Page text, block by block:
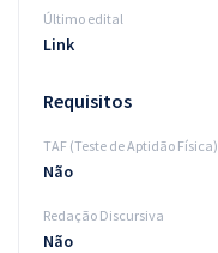
Último edital
Link
Requisitos
TAF (Teste de Aptidão Física)
Não
Redação Discursiva
Não